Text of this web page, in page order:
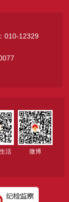
010-12329
活
微博